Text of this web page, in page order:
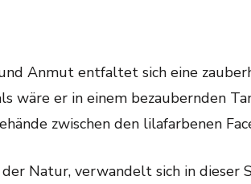
Anmut entfaltet sich eine
wäre er in einem bezaubernden
zwischen den lilafarbenen
Natur, verwandelt sich in